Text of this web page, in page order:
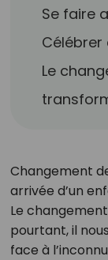
Se faire
Le
Changement
arrivée d’un
Le
pourtant, il
face à